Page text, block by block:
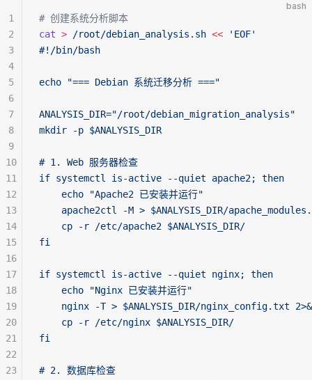
bash
# 创建系统分析脚本
cat > /root/debian_analysis.sh << 'EOF'
#!/bin/bash
echo "=== Debian 系统迁移分析 ==="
ANALYSIS_DIR="/root/debian_migration_analysis"
mkdir -p $ANALYSIS_DIR
# 1. Web 服务器检查
if systemctl is-active --quiet apache2; then
    echo "Apache2 已安装并运行"
apache2ctl -M > $ANALYSIS_DIR/
    cp -r /etc/apache2 $ANALYSIS_DIR/
fi
if systemctl is-active --quiet nginx; then
    echo "Nginx 已安装并运行"
nginx -T > $ANALYSIS_DIR/nginx_config.txt
    cp -r /etc/nginx $ANALYSIS_DIR/
fi
# 2. 数据库检查
1
2
3
4
5
6
7
8
9
10
11
12
13
14
15
16
17
18
19
20
21
22
23